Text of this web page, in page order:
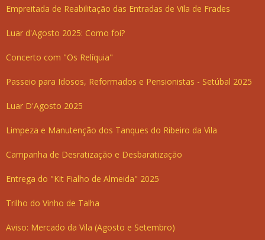
Empreitada de Reabilitação das Entradas de Vila de Frades
Luar d'Agosto 2025: Como foi?
Concerto com "Os Relíquia"
Passeio para Idosos, Reformados e Pensionistas - Setúbal 2025
Luar D'Agosto 2025
Limpeza e Manutenção dos Tanques do Ribeiro da Vila
Campanha de Desratização e Desbaratização
Entrega do "Kit Fialho de Almeida" 2025
Trilho do Vinho de Talha
Aviso: Mercado da Vila (Agosto e Setembro)